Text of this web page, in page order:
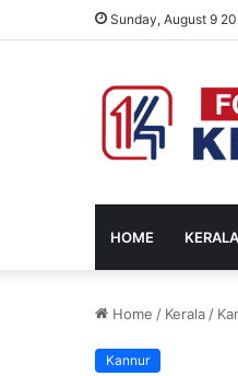
Sunday, August 9
HOME KERALA
Home / Kerala /
Kannur